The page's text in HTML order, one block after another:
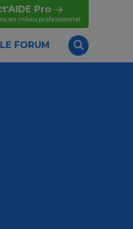
Pro
en milieu professionnel
LE FORUM
Recherche